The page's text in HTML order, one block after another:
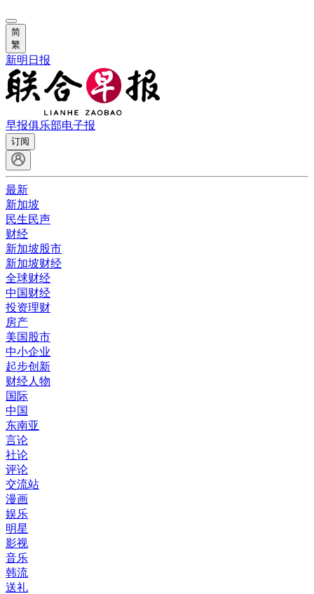
简
繁
新明日报
早报俱乐部电子报
订阅
最新
新加坡
民生民声
财经
新加坡股市
新加坡财经
全球财经
中国财经
投资理财
房产
美国股市
中小企业
起步创新
财经人物
国际
中国
东南亚
言论
社论
评论
交流站
漫画
娱乐
明星
影视
音乐
韩流
送礼